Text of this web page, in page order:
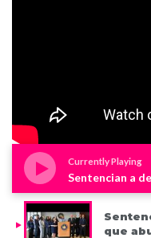
Currently Playing
que